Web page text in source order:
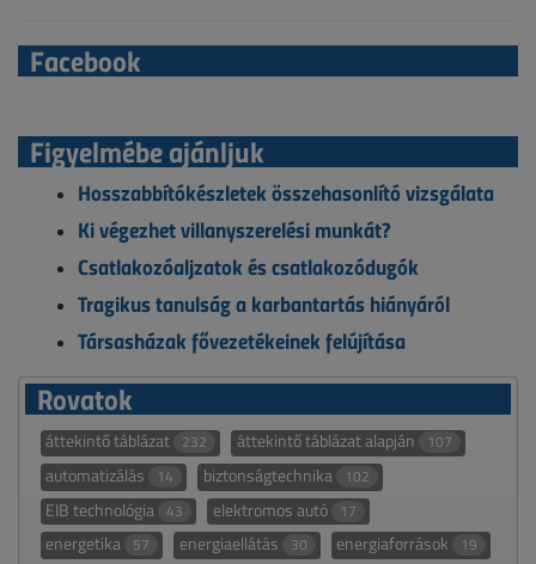
Facebook
Figyelmébe ajánljuk
Hosszabbítókészletek összehasonlító vizsgálata
Ki végezhet villanyszerelési munkát?
Csatlakozóaljzatok és csatlakozódugók
Tragikus tanulság a karbantartás hiányáról
Társasházak fővezetékeinek felújítása
Rovatok
áttekintő táblázat 232 áttekintő táblázat alapján 107
automatizálás 14 biztonságtechnika 102
EIB technológia 43 elektromos autó 17
energetika 57 energiaellátás 30 energiaforrások 19